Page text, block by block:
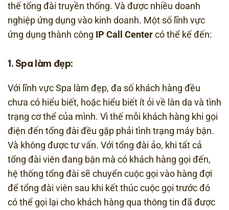
thế tổng đài truyền thống. Và được nhiều doanh
nghiệp ứng dụng vào kinh doanh. Một số lĩnh vực
ứng dụng thành công IP Call Centercó thể kể đến:
1. Spa làm đẹp:
Với lĩnh vực Spa làm đẹp, đa số khách hàng đều
chưa có hiểu biết, hoặc hiểu biết ít ỏi về làn da và tình
trạng cơ thể của mình. Vì thế mỗi khách hàng khi gọi
điện đến tổng đài đều gặp phải tình trạng máy bận.
Và không được tư vấn. Với tổng đài ảo, khi tất cả
tổng đài viên đang bận mà có khách hàng gọi đến,
hệ thống tổng đài sẽ chuyển cuộc gọi vào hàng đợi
để tổng đài viên sau khi kết thúc cuộc gọi trước đó
có thể gọi lại cho khách hàng qua thông tin đã được